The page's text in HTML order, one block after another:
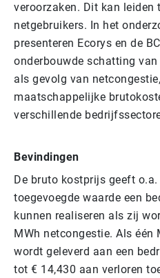
veroorzaken. Dit kan
netgebruikers. In het
presenteren Ecorys en de
onderbouwde schatting
als gevolg van
maatschappelijke
verschillende
Bevindingen
De bruto kostprijs geeft o.a.
toegevoegde waarde een
kunnen realiseren als zij
MWh netcongestie. Als
wordt geleverd aan een
tot € 14,430 aan verloren